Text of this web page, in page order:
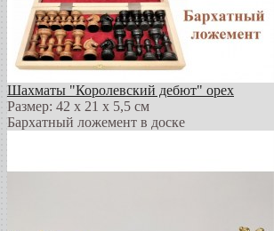
Шахматы "Королевский дебют" орех
Размер: 42 х 21 х 5,5 см
Бархатный ложемент в доске